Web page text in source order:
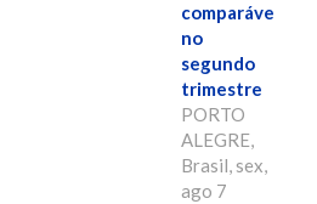
comparável,
no
segundo
trimestre
PORTO
ALEGRE,
Brasil, sex,
ago 7